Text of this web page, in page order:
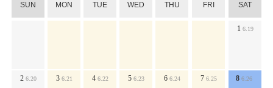
SUN MON TUE WED THU FRI SAT
1 6.19
2 6.20 3 6.21 4 6.22 5 6.23 6 6.24 7 6.25 8 6.26